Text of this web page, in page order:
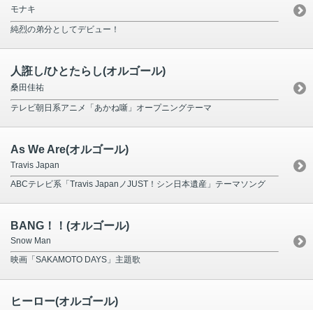
モナキ
純烈の弟分としてデビュー！
人誑し/ひとたらし(オルゴール)
桑田佳祐
テレビ朝日系アニメ「あかね噺」オープニングテーマ
As We Are(オルゴール)
Travis Japan
ABCテレビ系「Travis JapanノJUST！シン日本遺産」テーマソング
BANG！！(オルゴール)
Snow Man
映画「SAKAMOTO DAYS」主題歌
ヒーロー(オルゴール)